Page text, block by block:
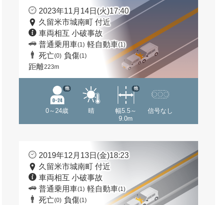
2023年11月14日(火)17:40
久留米市城南町 付近
車両相互 小破事故
普通乗用車(1) 軽自動車(1)
死亡(0) 負傷(1)
距離223m
0～24歳
他
晴
幅5.5～
9.0m
他
信号なし
2019年12月13日(金)18:23
久留米市城南町 付近
車両相互 小破事故
普通乗用車(1) 軽自動車(1)
死亡(0) 負傷(1)